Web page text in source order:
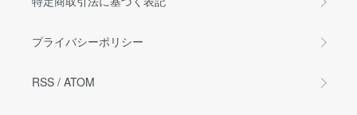
プライバシーポリシー
RSS / ATOM